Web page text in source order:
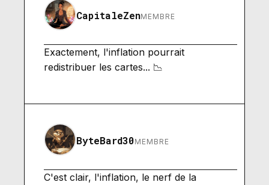
CapitaleZenMEMBRE
Exactement, l'inflation pourrait
redistribuer les cartes... 📉
ByteBard30MEMBRE
C'est clair, l'inflation, le nerf de la